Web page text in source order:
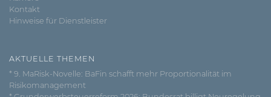
Kontakt
Hinweise für Dienstleister
AKTUELLE THEMEN
* 9. MaRisk-Novelle: BaFin schafft mehr Proportionalität im
Risikomanagement